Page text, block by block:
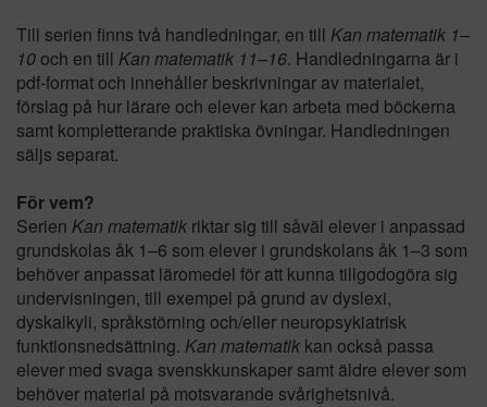
Till serien finns två handledningar, en till Kan matematik 1–
10och en till Kan matematik 11–16. Handledningarna är i
pdf-format och innehåller beskrivningar av materialet,
förslag på hur lärare och elever kan arbeta med böckerna
samt kompletterande praktiska övningar. Handledningen
säljs separat.
För vem?
Serien Kan matematik riktar sig till såväl elever i anpassad
grundskolas åk 1–6 som elever i grundskolans åk 1–3 som
behöver anpassat läromedel för att kunna tillgodogöra sig
undervisningen, till exempel på grund av dyslexi,
dyskalkyli, språkstörning och/eller neuropsykiatrisk
funktionsnedsättning. Kan matematik kan också passa
elever med svaga svenskkunskaper samt äldre elever som
behöver material på motsvarande svårighetsnivå.